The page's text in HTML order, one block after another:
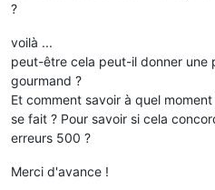
?
voilà ...
peut-être cela peut-il donner une
gourmand ?
Et comment savoir à quel
se fait ? Pour savoir si cela
erreurs 500 ?
Merci d'avance !